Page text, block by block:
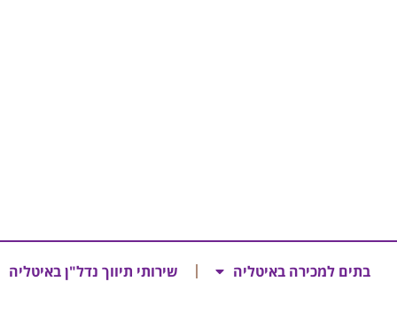
בתים למכירה באיטליה שירותי תיווך נדל"ן באיטליה